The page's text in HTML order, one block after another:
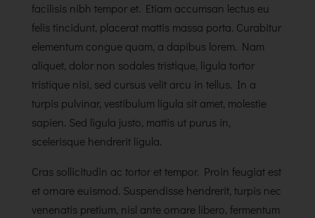
facilisis nibh tempor et. Etiam accumsan lectus eu
felis tincidunt, placerat mattis massa porta. Curabitur
elementum congue quam, a dapibus lorem. Nam
aliquet, dolor non sodales tristique, ligula tortor
tristique nisi, sed cursus velit arcu in tellus. In a
turpis pulvinar, vestibulum ligula sit amet, molestie
sapien. Sed ligula justo, mattis ut purus in,
scelerisque hendrerit ligula.
Cras sollicitudin ac tortor et tempor. Proin feugiat est
et ornare euismod. Suspendisse hendrerit, turpis nec
venenatis pretium, nisl ante ornare libero, fermentum